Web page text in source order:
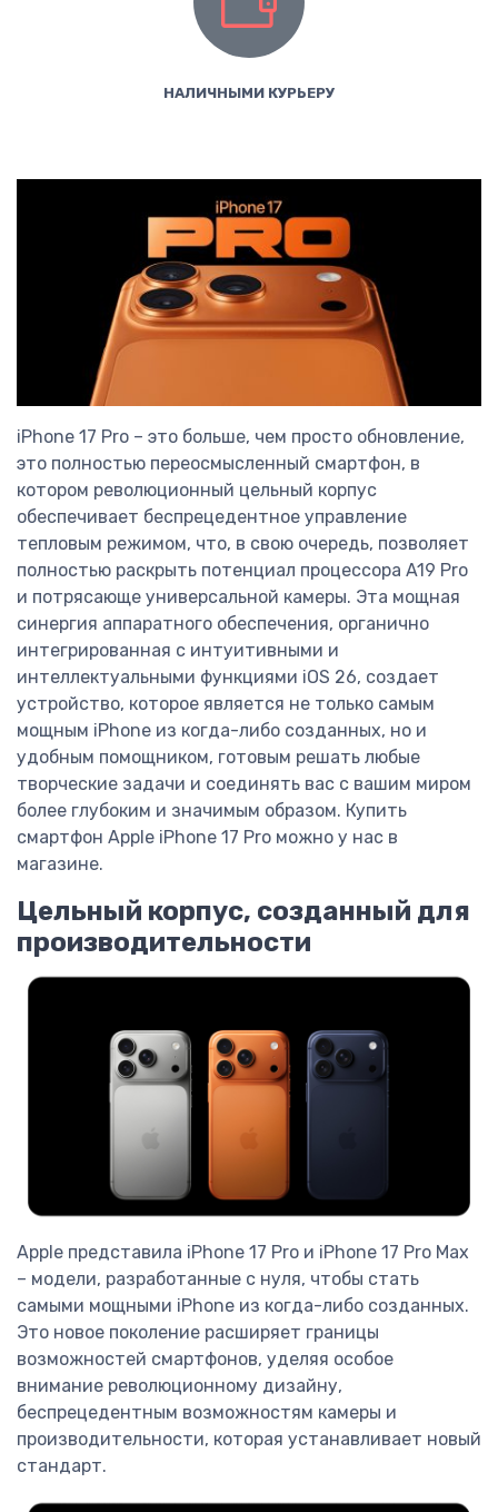
НАЛИЧНЫМИ КУРЬЕРУ
iPhone 17 Pro – это больше, чем просто обновление,
это полностью переосмысленный смартфон, в
котором революционный цельный корпус
обеспечивает беспрецедентное управление
тепловым режимом, что, в свою очередь, позволяет
полностью раскрыть потенциал процессора A19 Pro
и потрясающе универсальной камеры. Эта мощная
синергия аппаратного обеспечения, органично
интегрированная с интуитивными и
интеллектуальными функциями iOS 26, создает
устройство, которое является не только самым
мощным iPhone из когда-либо созданных, но и
удобным помощником, готовым решать любые
творческие задачи и соединять вас с вашим миром
более глубоким и значимым образом. Купить
смартфон Apple iPhone 17 Pro можно у нас в
магазине.
Цельный корпус, созданный для
производительности
Apple представила iPhone 17 Pro и iPhone 17 Pro Max
– модели, разработанные с нуля, чтобы стать
самыми мощными iPhone из когда-либо созданных.
Это новое поколение расширяет границы
возможностей смартфонов, уделяя особое
внимание революционному дизайну,
беспрецедентным возможностям камеры и
производительности, которая устанавливает новый
стандарт.